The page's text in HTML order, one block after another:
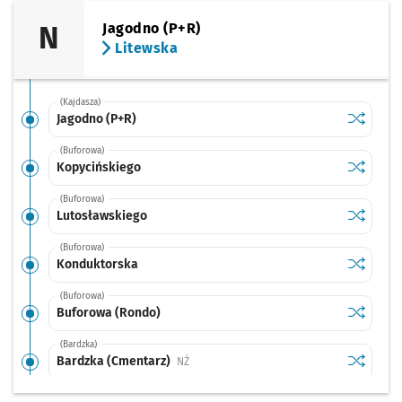
N
Jagodno (P+R)
Litewska
(Kajdasza)
Jagodno (P+R) Sprawdź
Jagodno
(Buforowa)
Kopycińskiego Sprawdź
(Buforowa)
Lutosławskiego Sprawdź
(Buforowa)
Konduktorska Sprawdź
(Buforowa)
Buforowa (Rondo) Sprawdź
(Bardzka)
Bardzka (Cmentarz) NŻPrzystanek na życzenie Sprawdź
Bardzka
(Bardzka)